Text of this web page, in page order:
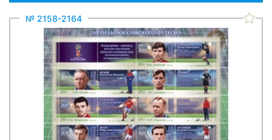
№ 2158-2164